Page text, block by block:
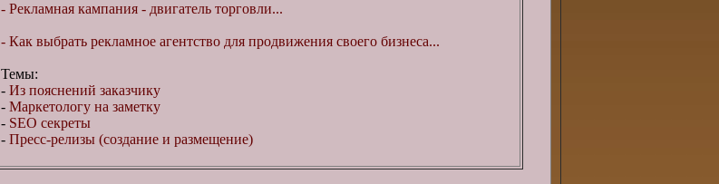
- Рекламная кампания - двигатель торговли...
- Как выбрать рекламное агентство для продвижения своего бизнеса...
Темы:
- Из пояснений заказчику
- Маркетологу на заметку
- SEO секреты
- Пресс-релизы (создание и размещение)